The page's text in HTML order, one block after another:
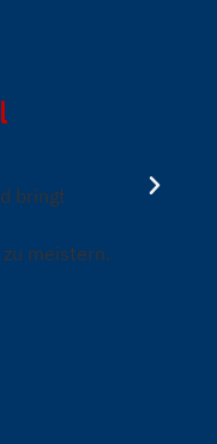
bringt
meistern.